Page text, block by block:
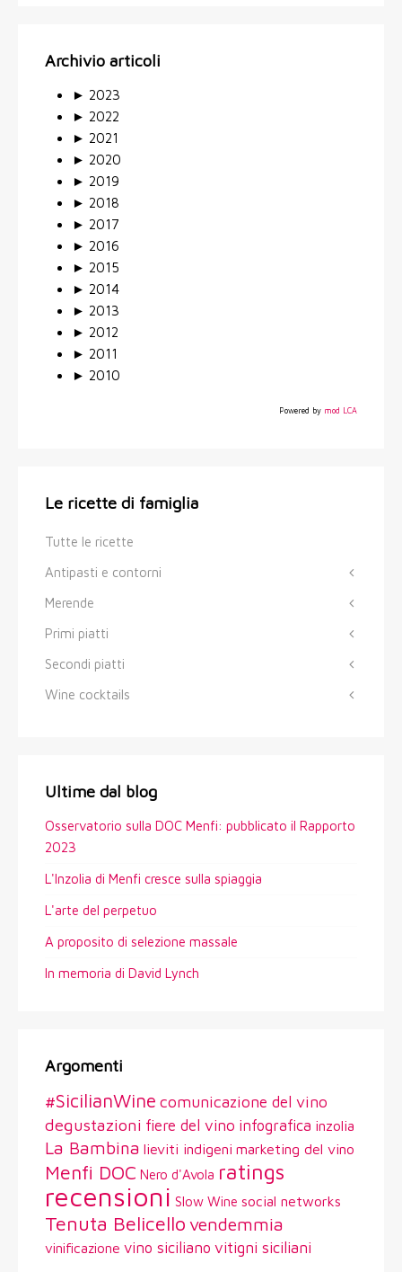
Archivio articoli
► 2023
► 2022
► 2021
► 2020
► 2019
► 2018
► 2017
► 2016
► 2015
► 2014
► 2013
► 2012
► 2011
► 2010
Powered by mod LCA
Le ricette di famiglia
Tutte le ricette
Antipasti e contorni
Merende
Primi piatti
Secondi piatti
Wine cocktails
Ultime dal blog
Osservatorio sulla DOC Menfi: pubblicato il Rapporto
2023
L'Inzolia di Menfi cresce sulla spiaggia
L'arte del perpetuo
A proposito di selezione massale
In memoria di David Lynch
Argomenti
#SicilianWine comunicazione del vino
degustazioni fiere del vino infografica inzolia
La Bambina lieviti indigeni marketing del vino
Menfi DOC Nero d'Avola ratings
recensioni Slow Wine social networks
Tenuta Belicello vendemmia
vinificazione vino siciliano vitigni siciliani